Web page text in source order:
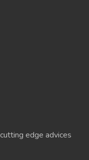
edge advices